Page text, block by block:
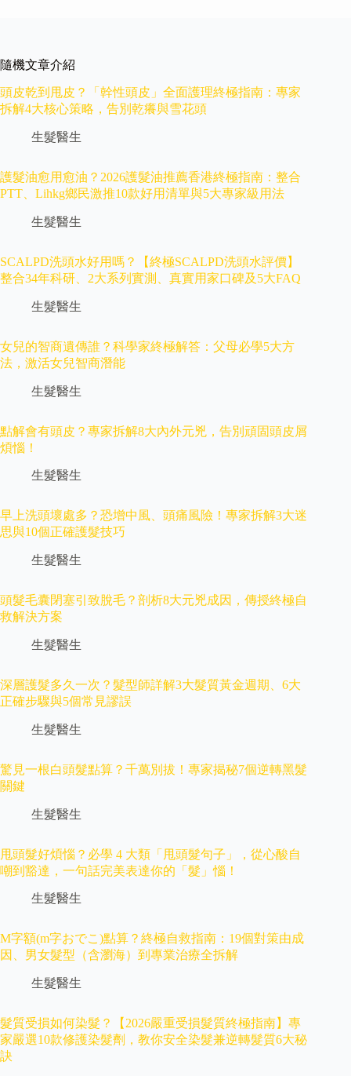
隨機文章介紹
頭皮乾到甩皮？「幹性頭皮」全面護理終極指南：專家
拆解4大核心策略，告別乾癢與雪花頭
生髮醫生
護髮油愈用愈油？2026護髮油推薦香港終極指南：整合
PTT、Lihkg鄉民激推10款好用清單與5大專家級用法
生髮醫生
SCALPD洗頭水好用嗎？【終極SCALPD洗頭水評價】
整合34年科研、2大系列實測、真實用家口碑及5大FAQ
生髮醫生
女兒的智商遺傳誰？科學家終極解答：父母必學5大方
法，激活女兒智商潛能
生髮醫生
點解會有頭皮？專家拆解8大內外元兇，告別頑固頭皮屑
煩惱！
生髮醫生
早上洗頭壞處多？恐增中風、頭痛風險！專家拆解3大迷
思與10個正確護髮技巧
生髮醫生
頭髮毛囊閉塞引致脫毛？剖析8大元兇成因，傳授終極自
救解決方案
生髮醫生
深層護髮多久一次？髮型師詳解3大髮質黃金週期、6大
正確步驟與5個常見謬誤
生髮醫生
驚見一根白頭髮點算？千萬別拔！專家揭秘7個逆轉黑髮
關鍵
生髮醫生
甩頭髮好煩惱？必學 4 大類「甩頭髮句子」，從心酸自
嘲到豁達，一句話完美表達你的「髮」惱！
生髮醫生
M字額(m字おでこ)點算？終極自救指南：19個對策由成
因、男女髮型（含瀏海）到專業治療全拆解
生髮醫生
髮質受損如何染髮？【2026嚴重受損髮質終極指南】專
家嚴選10款修護染髮劑，教你安全染髮兼逆轉髮質6大秘
訣